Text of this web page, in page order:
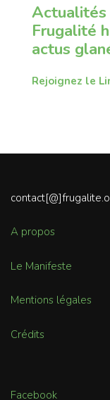
Actualités
Frugalité
actus
Rejoignez le
A propos
Le Manifeste
Mentions légales
Crédits
Facebook